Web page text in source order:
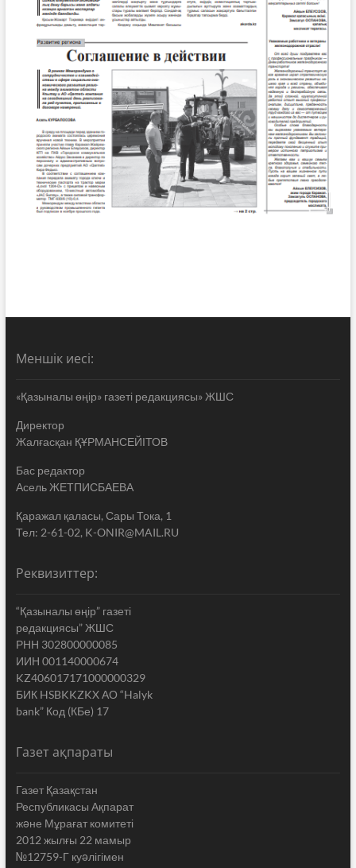
Меншік иесі:
«Қазыналы өңір» газеті редакциясы» ЖШС
Директор
Жалғасқан ҚҰРМАНСЕЙІТОВ
Бас редактор
Асель ЖЕТПИСБАЕВА
Қаражал қаласы, Сары Тока, 1
Тел: 2-61-02, K-ONIR@MAIL.RU
Реквизиттер:
“Қазыналы өңір” газеті
редакциясы” ЖШС
РНН 302800000085
ИИН 001140000674
KZ406017171000000329
БИК HSBKKZKX АО “Halyk
bank” Код (КБе) 17
Газет ақпараты
Газет Қазақстан
Республикасы Ақпарат
жəне Мұрағат комитеті
2012 жылғы 22 мамыр
№12759-Г куəлігімен